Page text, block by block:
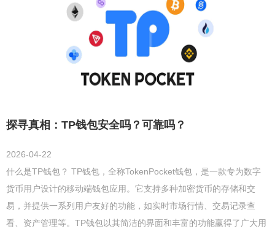
探寻真相：TP钱包安全吗？可靠吗？
2026-04-22
什么是TP钱包？ TP钱包，全称TokenPocket钱包，是一款专为数字
货币用户设计的移动端钱包应用。它支持多种加密货币的存储和交
易，并提供一系列用户友好的功能，如实时市场行情、交易记录查
看、资产管理等。TP钱包以其简洁的界面和丰富的功能赢得了广大用